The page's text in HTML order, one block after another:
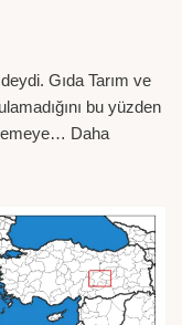
Gıda Tarım ve
bu yüzden
Daha